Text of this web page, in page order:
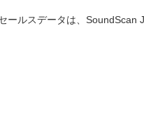
ールスデータは、SoundScan